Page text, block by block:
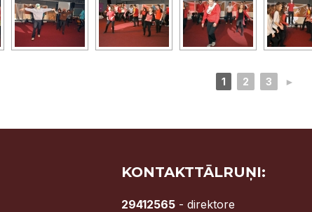
1 2 3 ►
KONTAKTTĀLRUŅI:
29412565- direktore